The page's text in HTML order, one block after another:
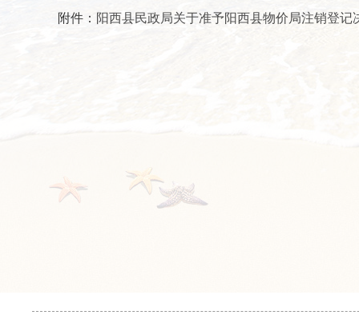
附件： 阳西县民政局关于准予阳西县物价局注销登